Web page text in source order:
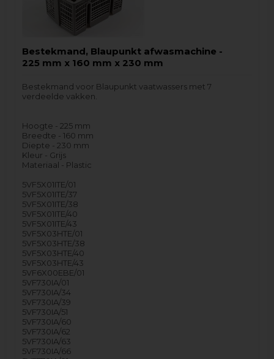
Bestekmand, Blaupunkt afwasmachine -
225 mm x 160 mm x 230 mm
Bestekmand voor Blaupunkt vaatwassers met 7
verdeelde vakken.
Hoogte - 225 mm
Breedte - 160 mm
Diepte - 230 mm
Kleur - Grijs
Materiaal - Plastic
5VF5X01ITE/01
5VF5X01ITE/37
5VF5X01ITE/38
5VF5X01ITE/40
5VF5X01ITE/43
5VF5X03HTE/01
5VF5X03HTE/38
5VF5X03HTE/40
5VF5X03HTE/43
5VF6X00EBE/01
5VF730IA/01
5VF730IA/34
5VF730IA/39
5VF730IA/51
5VF730IA/60
5VF730IA/62
5VF730IA/63
5VF730IA/66